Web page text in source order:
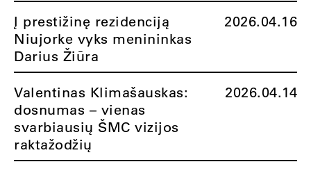
Į prestižinę rezidenciją
Niujorke vyks menininkas
Darius Žiūra
2026.04.16
Valentinas Klimašauskas:
dosnumas – vienas
svarbiausių ŠMC vizijos
raktažodžių
2026.04.14